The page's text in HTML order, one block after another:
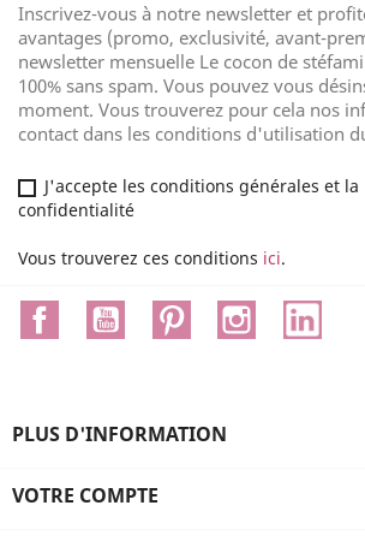
Inscrivez-vous à notre newsletter et
avantages (promo, exclusivité, avant-
newsletter mensuelle Le cocon de
100% sans spam. Vous pouvez vous
moment. Vous trouverez pour cela nos
contact dans les conditions d'utilisation
J'accepte les conditions générales et
confidentialité
Vous trouverez ces conditions ici.
FacebookYouTube Pinterest Instagram
PLUS D'INFORMATION
VOTRE COMPTE